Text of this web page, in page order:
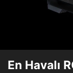
En Havalı